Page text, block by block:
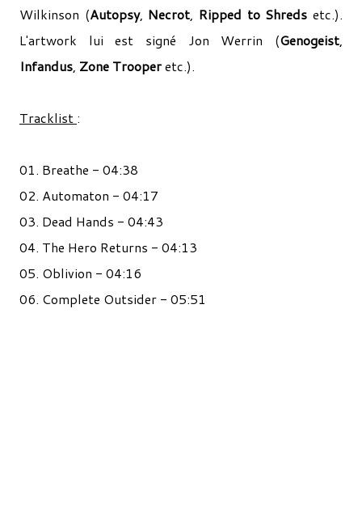
Wilkinson (Autopsy, Necrot, Ripped to Shreds etc.).
L'artwork lui est signé Jon Werrin (Genogeist,
Infandus, Zone Trooperetc.).
Tracklist :
01. Breathe - 04:38
02. Automaton - 04:17
03. Dead Hands - 04:43
04. The Hero Returns - 04:13
05. Oblivion - 04:16
06. Complete Outsider - 05:51